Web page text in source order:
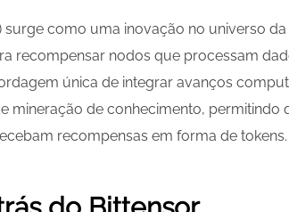
surge como uma inovação no universo
recompensar nodos que processam
única de integrar avanços
mineração de conhecimento,
recompensas em forma de tokens.